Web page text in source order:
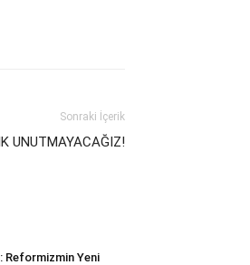
Sonraki İçerik
UNUTMAYACAĞIZ!
Reformizmin Yeni